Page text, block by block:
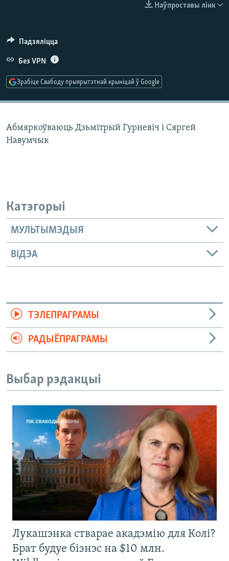
Наўпроставы лінк
Падзяліцца
Без VPN
Зрабіце Свабоду прыярытэтнай крыніцай ў Google
Абмяркоўваюць Дзьмітрый Гурневіч і Сяргей
Навумчык
Катэгорыі
МУЛЬТЫМЭДЫЯ
ВІДЭА
ТЭЛЕПРАГРАМЫ
РАДЫЁПРАГРАМЫ
Выбар рэдакцыі
Лукашэнка стварае акадэмію для Колі?
Брат будуе бізнэс на $10 млн.